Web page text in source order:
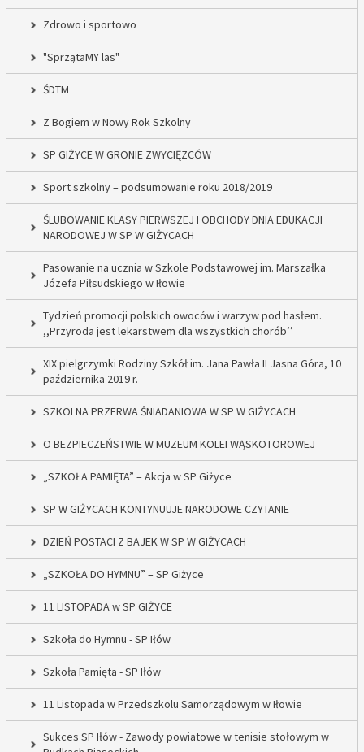
Zdrowo i sportowo
"SprzątaMY las"
ŚDTM
Z Bogiem w Nowy Rok Szkolny
SP GIŻYCE W GRONIE ZWYCIĘZCÓW
Sport szkolny – podsumowanie roku 2018/2019
ŚLUBOWANIE KLASY PIERWSZEJ I OBCHODY DNIA EDUKACJI
NARODOWEJ W SP W GIŻYCACH
Pasowanie na ucznia w Szkole Podstawowej im. Marszałka
Józefa Piłsudskiego w Iłowie
Tydzień promocji polskich owoców i warzyw pod hasłem.
,,Przyroda jest lekarstwem dla wszystkich chorób’’
XIX pielgrzymki Rodziny Szkół im. Jana Pawła II Jasna Góra, 10
października 2019 r.
SZKOLNA PRZERWA ŚNIADANIOWA W SP W GIŻYCACH
O BEZPIECZEŃSTWIE W MUZEUM KOLEI WĄSKOTOROWEJ
„SZKOŁA PAMIĘTA” – Akcja w SP Giżyce
SP W GIŻYCACH KONTYNUUJE NARODOWE CZYTANIE
DZIEŃ POSTACI Z BAJEK W SP W GIŻYCACH
„SZKOŁA DO HYMNU” – SP Giżyce
11 LISTOPADA w SP GIŻYCE
Szkoła do Hymnu - SP Iłów
Szkoła Pamięta - SP Iłów
11 Listopada w Przedszkolu Samorządowym w Iłowie
Sukces SP Iłów - Zawody powiatowe w tenisie stołowym w